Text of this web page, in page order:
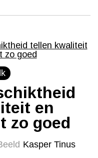
en
zo goed
Kasper Tinus